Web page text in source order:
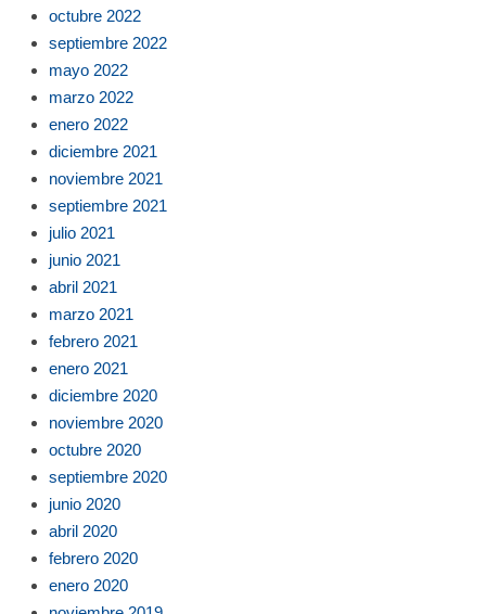
octubre 2022
septiembre 2022
mayo 2022
marzo 2022
enero 2022
diciembre 2021
noviembre 2021
septiembre 2021
julio 2021
junio 2021
abril 2021
marzo 2021
febrero 2021
enero 2021
diciembre 2020
noviembre 2020
octubre 2020
septiembre 2020
junio 2020
abril 2020
febrero 2020
enero 2020